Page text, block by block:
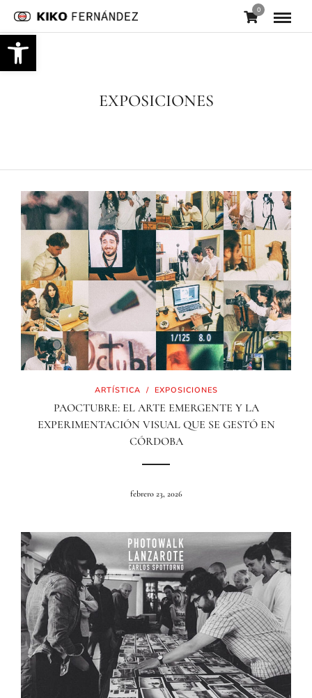
Abrir barra de herramientas
0
EXPOSICIONES
ARTÍSTICA / EXPOSICIONES
PAOCTUBRE: EL ARTE EMERGENTE Y LA
EXPERIMENTACIÓN VISUAL QUE SE GESTÓ EN
CÓRDOBA
febrero 23, 2026